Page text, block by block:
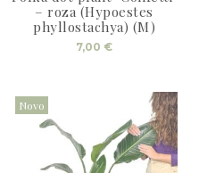
– roza (Hypoestes
phyllostachya) (M)
7,00 €
Novo